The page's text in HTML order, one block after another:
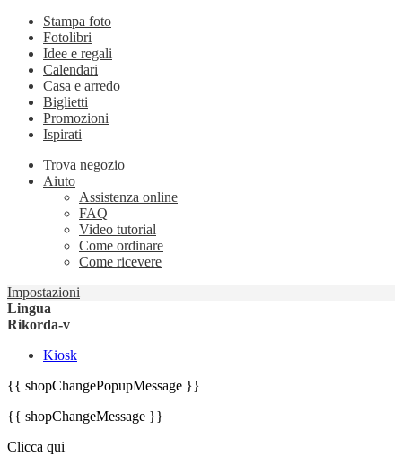
Stampa foto
Fotolibri
Idee e regali
Calendari
Casa e arredo
Biglietti
Promozioni
Ispirati
Trova negozio
Aiuto
Assistenza online
FAQ
Video tutorial
Come ordinare
Come ricevere
Impostazioni
Lingua
Rikorda-v
Kiosk
{{ shopChangePopupMessage }}
{{ shopChangeMessage }}
Clicca qui